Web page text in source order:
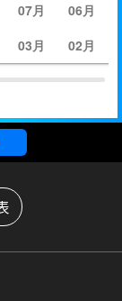
07月 06月
03月 02月